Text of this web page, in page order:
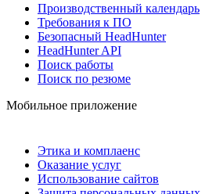
Производственный календарь
Требования к ПО
Безопасный HeadHunter
HeadHunter API
Поиск работы
Поиск по резюме
Мобильное приложение
Этика и комплаенс
Оказание услуг
Использование сайтов